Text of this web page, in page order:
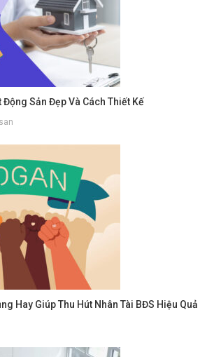
Sản Đẹp Và Cách Thiết Kế
Hay Giúp Thu Hút Nhân Tài BĐS Hiệu Quả